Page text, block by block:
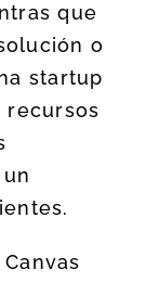
que
o
startup
recursos